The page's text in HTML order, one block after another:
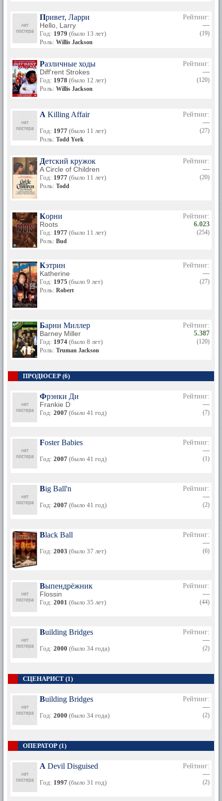
Привет, Ларри
Hello, Larry
Год: 1979 (было 13 лет)
Роль: Willis Jackson
Рейтинг:
—
(19)
Различные ходы
Diff'rent Strokes
Год: 1978 (было 12 лет)
Роль: Willis Jackson
Рейтинг:
—
(120)
A Killing Affair
Год: 1977 (было 11 лет)
Роль: Todd York
Рейтинг:
—
(27)
Детский кружок
A Circle of Children
Год: 1977 (было 11 лет)
Роль: Todd
Рейтинг:
—
(20)
Корни
Roots
Год: 1977 (было 11 лет)
Роль: Bud
Рейтинг:
6.023
(254)
Кэтрин
Katherine
Год: 1975 (было 9 лет)
Роль: Robert
Рейтинг:
—
(27)
Барни Миллер
Barney Miller
Год: 1974 (было 8 лет)
Роль: Truman Jackson
Рейтинг:
5.387
(120)
ПРОДЮСЕР (6)
Фрэнки Ди
Frankie D
Год: 2007 (было 41 год)
Рейтинг:
—
(7)
Foster Babies
Год: 2007 (было 41 год)
Рейтинг:
—
(1)
Big Ball'n
Год: 2007 (было 41 год)
Рейтинг:
—
(2)
Black Ball
Год: 2003 (было 37 лет)
Рейтинг:
—
(6)
Выпендрёжник
Flossin
Год: 2001 (было 35 лет)
Рейтинг:
—
(44)
Building Bridges
Год: 2000 (было 34 года)
Рейтинг:
—
(2)
СЦЕНАРИСТ (1)
Building Bridges
Год: 2000 (было 34 года)
Рейтинг:
—
(2)
ОПЕРАТОР (1)
A Devil Disguised
Год: 1997 (было 31 год)
Рейтинг:
—
(2)